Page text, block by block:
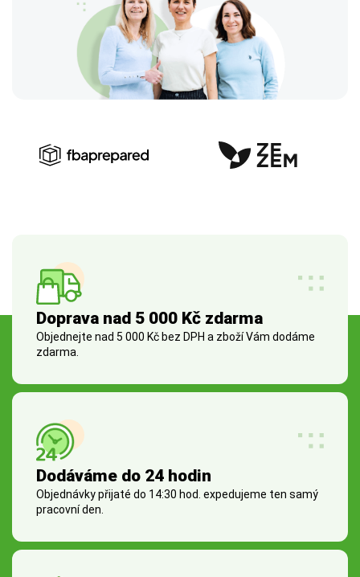
Doprava nad 5 000 Kč zdarma
Objednejte nad 5 000 Kč bez DPH a zboží Vám dodáme
zdarma.
Dodáváme do 24 hodin
Objednávky přijaté do 14:30 hod. expedujeme ten samý
pracovní den.